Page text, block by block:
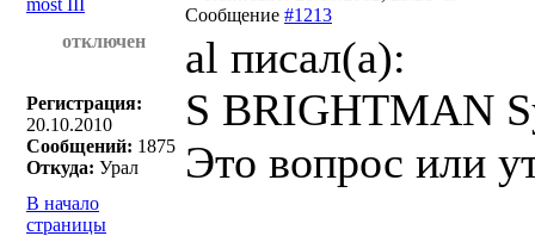
most III
Сообщение #1213
отключен
Регистрация:
20.10.2010
Сообщений: 1875
Откуда: Урал
al писал(a):
S BRIGHTMAN
Это вопрос или
В начало
страницы